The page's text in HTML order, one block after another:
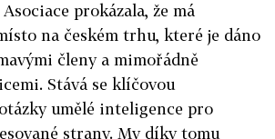
prokázala, že má
na českém trhu, které je dáno
členy a mimořádně
Stává se klíčovou
umělé inteligence pro
strany. My díky tomu